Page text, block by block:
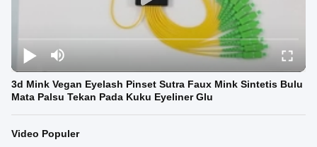
3d Mink Vegan Eyelash Pinset Sutra Faux Mink Sintetis Bulu
Mata Palsu Tekan Pada Kuku Eyeliner Glu
Video Populer